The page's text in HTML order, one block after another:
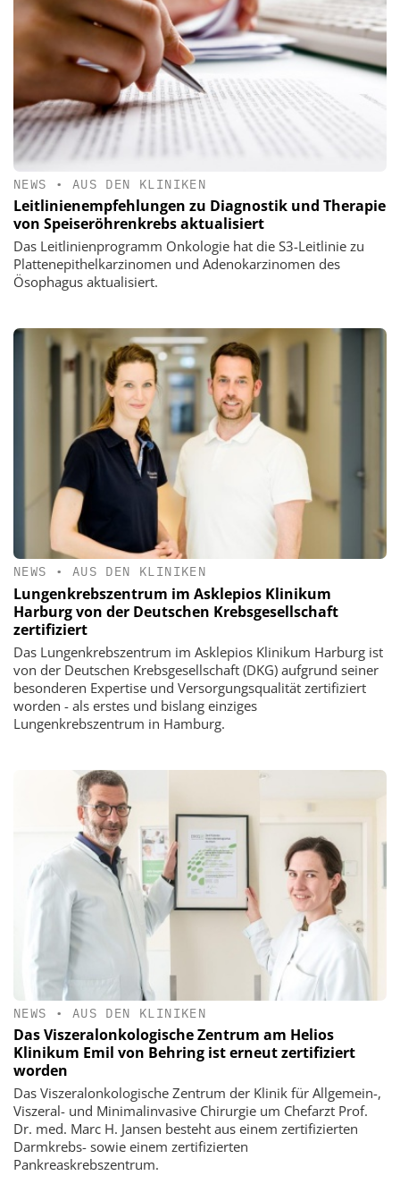
NEWS • AUS DEN KLINIKEN
Leitlinienempfehlungen zu Diagnostik und Therapie
von Speiseröhrenkrebs aktualisiert
Das Leitlinienprogramm Onkologie hat die S3-Leitlinie zu
Plattenepithelkarzinomen und Adenokarzinomen des
Ösophagus aktualisiert.
NEWS • AUS DEN KLINIKEN
Lungenkrebszentrum im Asklepios Klinikum
Harburg von der Deutschen Krebsgesellschaft
zertifiziert
Das Lungenkrebszentrum im Asklepios Klinikum Harburg ist
von der Deutschen Krebsgesellschaft (DKG) aufgrund seiner
besonderen Expertise und Versorgungsqualität zertifiziert
worden - als erstes und bislang einziges
Lungenkrebszentrum in Hamburg.
NEWS • AUS DEN KLINIKEN
Das Viszeralonkologische Zentrum am Helios
Klinikum Emil von Behring ist erneut zertifiziert
worden
Das Viszeralonkologische Zentrum der Klinik für Allgemein-,
Viszeral- und Minimalinvasive Chirurgie um Chefarzt Prof.
Dr. med. Marc H. Jansen besteht aus einem zertifizierten
Darmkrebs- sowie einem zertifizierten
Pankreaskrebszentrum.